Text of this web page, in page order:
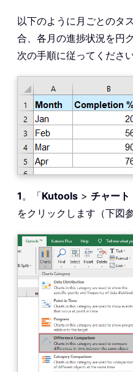
以下のように月ごとのタ
合、各月の進捗状況を円
次の手順に従ってください
1 。「Kutools > チャート
をクリックします（下図参